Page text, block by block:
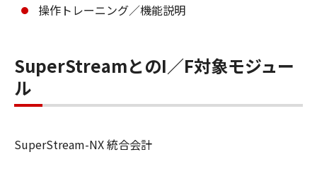
操作トレーニング／機能説明
SuperStreamとのI／F対象モジュー
ル
SuperStream-NX 統合会計